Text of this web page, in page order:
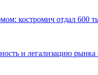
костромич отдал 600
и легализацию рынка